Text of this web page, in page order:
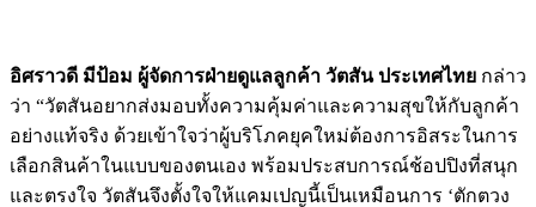
อิศราวดี มีป้อม ผู้จัดการฝ่ายดูแลลูกค้า วัตสัน ประเทศไทย กล่าว
ว่า “วัตสันอยากส่งมอบทั้งความคุ้มค่าและความสุขให้กับลูกค้า
อย่างแท้จริง ด้วยเข้าใจว่าผู้บริโภคยุคใหม่ต้องการอิสระในการ
เลือกสินค้าในแบบของตนเอง พร้อมประสบการณ์ช้อปปิงที่สนุก
และตรงใจ วัตสันจึงตั้งใจให้แคมเปญนี้เป็นเหมือนการ ‘ตักตวง